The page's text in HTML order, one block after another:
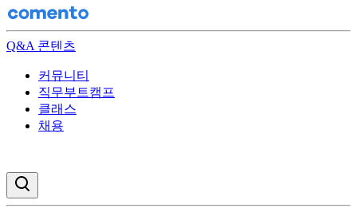
Q&A 콘텐츠
커뮤니티
직무부트캠프
클래스
채용